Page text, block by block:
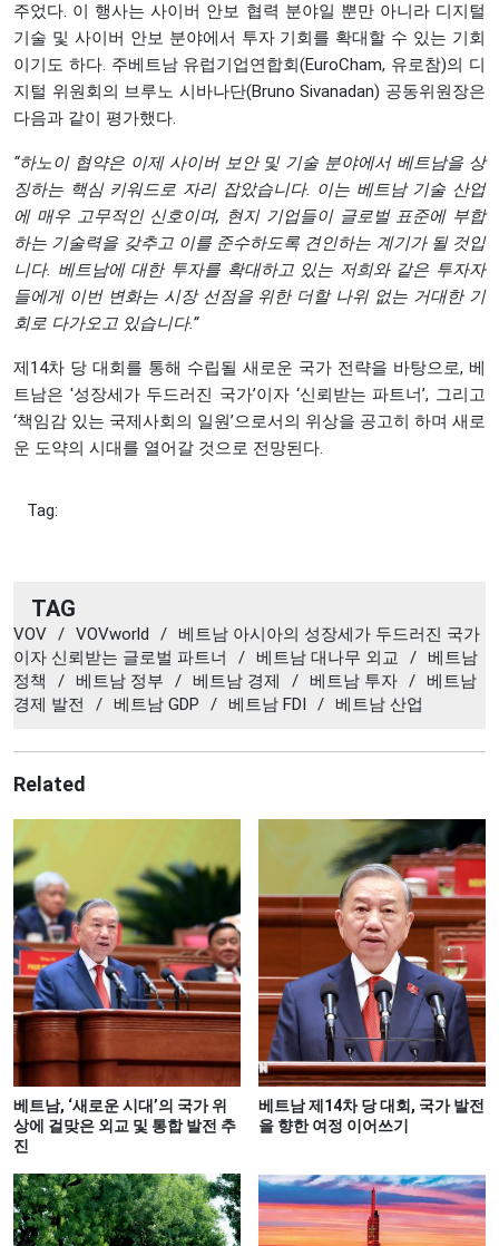
주었다. 이 행사는 사이버 안보 협력 분야일 뿐만 아니라 디지털
기술 및 사이버 안보 분야에서 투자 기회를 확대할 수 있는 기회
이기도 하다. 주베트남 유럽기업연합회(EuroCham, 유로참)의 디
지털 위원회의 브루노 시바나단(Bruno Sivanadan) 공동위원장은
다음과 같이 평가했다.
“하노이 협약은 이제 사이버 보안 및 기술 분야에서 베트남을 상
징하는 핵심 키워드로 자리 잡았습니다. 이는 베트남 기술 산업
에 매우 고무적인 신호이며, 현지 기업들이 글로벌 표준에 부합
하는 기술력을 갖추고 이를 준수하도록 견인하는 계기가 될 것입
니다. 베트남에 대한 투자를 확대하고 있는 저희와 같은 투자자
들에게 이번 변화는 시장 선점을 위한 더할 나위 없는 거대한 기
회로 다가오고 있습니다.”
제14차 당 대회를 통해 수립될 새로운 국가 전략을 바탕으로, 베
트남은 '성장세가 두드러진 국가’이자 ‘신뢰받는 파트너’, 그리고
‘책임감 있는 국제사회의 일원’으로서의 위상을 공고히 하며 새로
운 도약의 시대를 열어갈 것으로 전망된다.
Tag:
TAG
VOV / VOVworld / 베트남 아시아의 성장세가 두드러진 국가
이자 신뢰받는 글로벌 파트너
/ 베트남 대나무 외교 / 베트남
정책
/ 베트남 정부 / 베트남 경제 / 베트남 투자 / 베트남
경제 발전
/ 베트남 GDP / 베트남 FDI / 베트남 산업
Related
베트남, ‘새로운 시대’의 국가 위
상에 걸맞은 외교 및 통합 발전 추
진
베트남 제14차 당 대회, 국가 발전
을 향한 여정 이어쓰기